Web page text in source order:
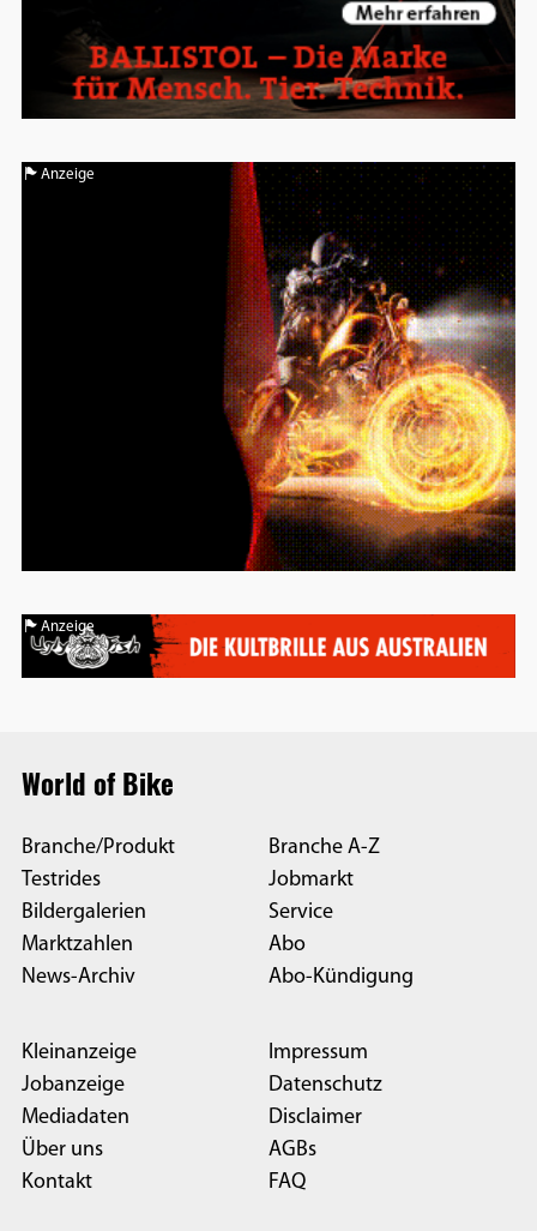
Anzeige
Anzeige
World of Bike
Branche/Produkt
Testrides
Bildergalerien
Marktzahlen
News-Archiv
Branche A-Z
Jobmarkt
Service
Abo
Abo-Kündigung
Kleinanzeige
Jobanzeige
Mediadaten
Über uns
Kontakt
Impressum
Datenschutz
Disclaimer
AGBs
FAQ